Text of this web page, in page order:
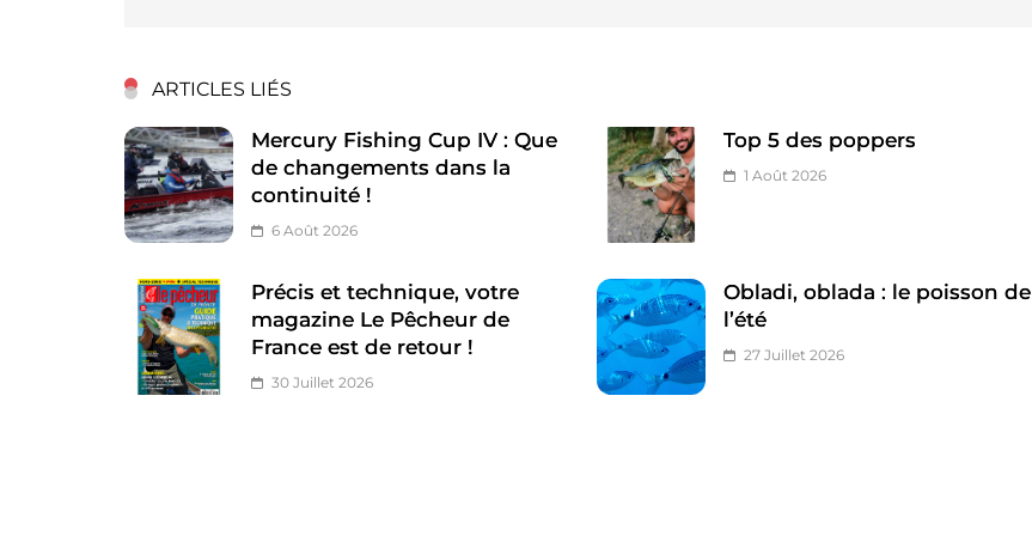
ARTICLES LIÉS
Mercury Fishing Cup IV : Que
de changements dans la
continuité !
6 Août 2026
Top 5 des poppers
1 Août 2026
Précis et technique, votre
magazine Le Pêcheur de
France est de retour !
30 Juillet 2026
Obladi, oblada : le poisson de
l’été
27 Juillet 2026